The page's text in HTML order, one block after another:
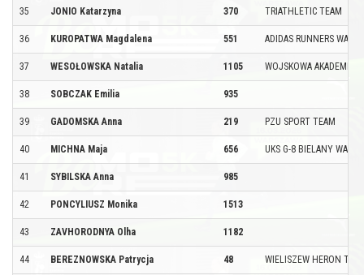
35 JONIO Katarzyna 370 TRIATHLETIC TEAM
36 KUROPATWA Magdalena 551 ADIDAS RUNNERS
37 WESOŁOWSKA Natalia 1105 WOJSKOWA AKADEMIA
38 SOBCZAK Emilia 935
39 GADOMSKA Anna 219 PZU SPORT TEAM
40 MICHNA Maja 656 UKS G-8 BIELANY
41 SYBILSKA Anna 985
42 PONCYLIUSZ Monika 1513
43 ZAVHORODNYA Olha 1182
44 BEREZNOWSKA Patrycja 48 WIELISZEW HERON